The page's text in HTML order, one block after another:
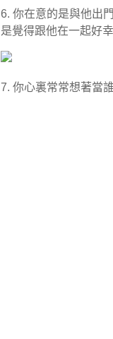
6. 你在意的是與他出
是覺得跟他在一起好
7. 你心裏常常想著當